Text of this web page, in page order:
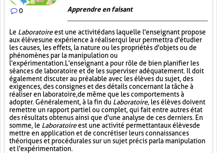
0 Apprendre en faisant
Le Laboratoireest une activité dans laquelle l'enseignant propose
aux élèves une expérience à réaliser qui leur permettra d'étudier
les causes, les effets, la nature ou les propriétés d'objets ou de
phénomènes par la manipulation ou
l'expérimentation. L'enseignant a pour rôle de bien planifier les
séances de laboratoire et de les superviser adéquatement. Il doit
également discuter au préalable avec les élèves du sujet, des
exigences, des consignes et des détails concernant la tâche à
réaliser en laboratoire, de même que les comportements à
adopter. Généralement, à la fin du Laboratoire, les élèves doivent
remettre un rapport partiel ou complet, qui fait entre autres état
des résultats obtenus ainsi que d'une analyse de ces derniers. En
somme, le Laboratoireest une activité permettant aux élèves de
mettre en application et de concrétiser leurs connaissances
théoriques et procédurales sur un sujet précis par la manipulation
et l'expérimentation.